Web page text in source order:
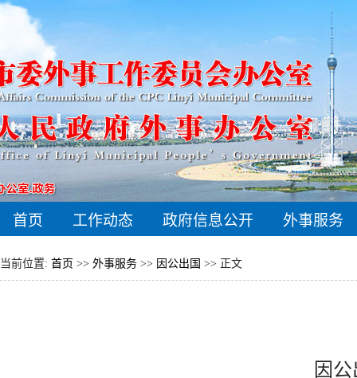
首页 工作动态 政府信息公开 外事服务
当前位置: 首页 >> 外事服务 >> 因公出国 >> 正文
因